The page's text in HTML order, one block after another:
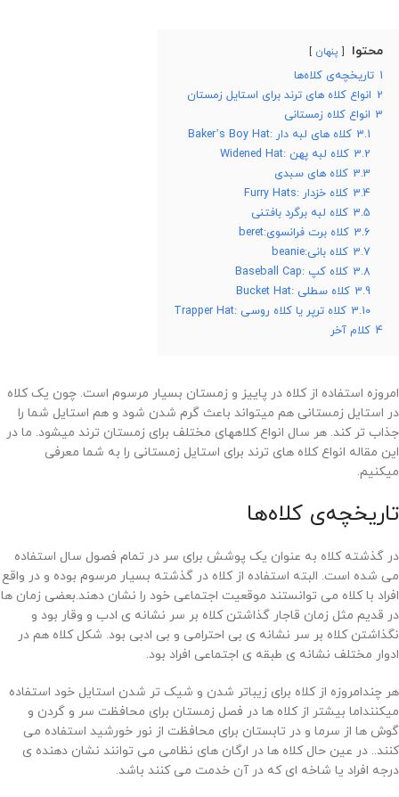
محتوا پنهان
1 تاریخچه‌ی کلاه‌ها
2 انواع کلاه های ترند برای استایل زمستان
3 انواع کلاه زمستانی
3.1 کلاه های لبه دار :Baker’s Boy Hat
3.2 کلاه لبه پهن :Widened Hat
3.3 کلاه های سبدی
3.4 کلاه خزدار :Furry Hats
3.5 کلاه لبه برگرد بافتنی
3.6 کلاه برت فرانسوی:beret
3.7 کلاه بانی:beanie
3.8 کلاه کپ :Baseball Cap
3.9 کلاه سطلی :Bucket Hat
3.10 کلاه ترپر یا کلاه روسی :Trapper Hat
4 کلام آخر
امروزه استفاده از کلاه در پاییز و زمستان بسیار مرسوم است. چون یک کلاه
در استایل زمستانی هم میتواند باعث گرم شدن شود و هم استایل شما را
جذاب تر کند. هر سال انواع کلاههای مختلف برای زمستان ترند میشود. ما در
این مقاله انواع کلاه های ترند برای استایل زمستانی را به شما معرفی
میکنیم.
تاریخچه‌ی کلاه‌ها
در گذشته کلاه به عنوان یک پوشش برای سر در تمام فصول سال استفاده
می شده است. البته استفاده از کلاه در گذشته بسیار مرسوم بوده و در واقع
افراد با کلاه می توانستند موقعیت اجتماعی خود را نشان دهند.بعضی زمان ها
در قدیم مثل زمان قاجار گذاشتن کلاه بر سر نشانه ی ادب و وقار بود و
نگذاشتن کلاه بر سر نشانه ی بی احترامی و بی ادبی بود. شکل کلاه هم در
ادوار مختلف نشانه ی طبقه ی اجتماعی افراد بود.
هر چندامروزه از کلاه برای زیباتر شدن و شیک تر شدن استایل خود استفاده
میکننداما بیشتر از کلاه ها در فصل زمستان برای محافظت سر و گردن و
گوش ها از سرما و در تابستان برای محافظت از نور خورشید استفاده می
کنند.. در عین حال کلاه ها در ارگان های نظامی می توانند نشان دهنده ی
درجه افراد یا شاخه ای که در آن خدمت می کنند باشد.